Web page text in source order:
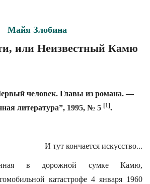
Майя Злобина
или Неизвестный Камю
человек. Главы из романа. —
литература”, 1995, № 5 [1].
И тут кончается искусство...
в дорожной сумке Камю,
катастрофе 4 января 1960